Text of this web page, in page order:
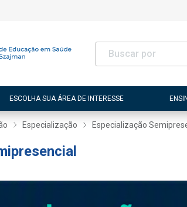
ESCOLHA SUA ÁREA DE INTERESSE
Especialização Especialização